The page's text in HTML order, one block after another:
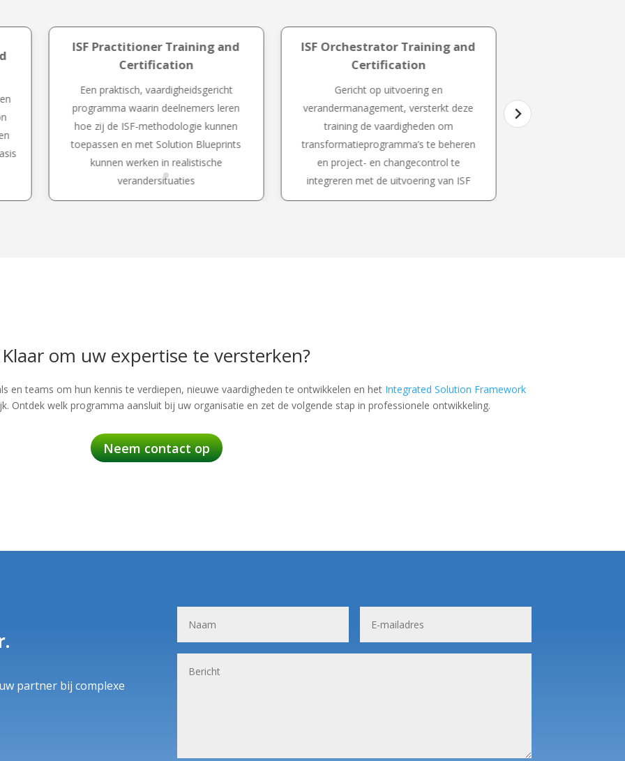
ISF Practitioner Training and
Certification
Een praktisch, vaardigheidsgericht
programma waarin deelnemers leren
hoe zij de ISF-methodologie kunnen
toepassen en met Solution Blueprints
kunnen werken in realistische
verandersituaties
ISF Orchestrator Training and
Certification
Gericht op uitvoering en
verandermanagement, versterkt deze
training de vaardigheden om
transformatieprogramma’s te beheren
en project- en changecontrol te
integreren met de uitvoering van ISF
Klaar om uw expertise te versterken?
en teams om hun kennis te verdiepen, nieuwe vaardigheden te ontwikkelen en het Integrated Solution Framework
Ontdek welk programma aansluit bij uw organisatie en zet de volgende stap in professionele ontwikkeling.
Neem contact op
partner bij complexe